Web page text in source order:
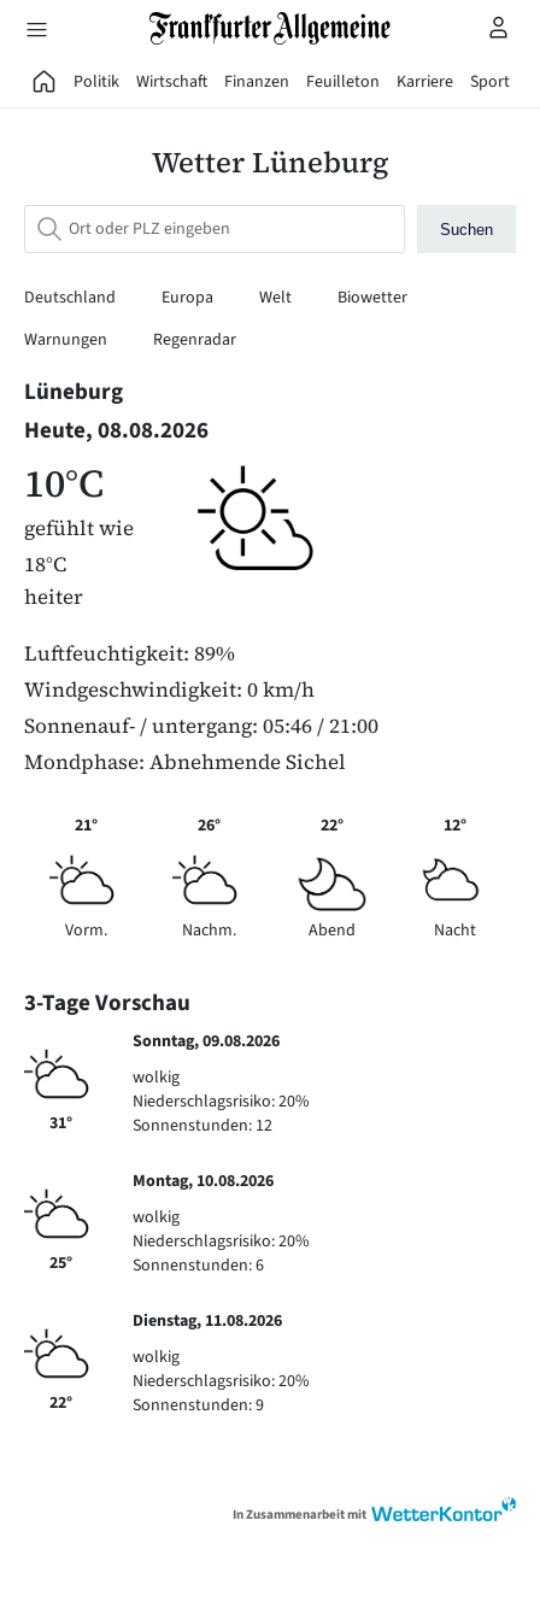
Direkt zum Hauptinhalt
Politik Wirtschaft Finanzen Feuilleton Karriere Sport
Wetter Lüneburg
Suchen
Deutschland Europa Welt
Biowetter
Warnungen
Regenradar
Lüneburg
Heute, 08.08.2026
10°C
gefühlt wie
18°C
heiter
Luftfeuchtigkeit: 89%
Windgeschwindigkeit: 0 km/h
Sonnenauf- / untergang: 05:46 / 21:00
Mondphase: Abnehmende Sichel
21°
Vorm.
26°
Nachm.
22°
Abend
12°
Nacht
3-Tage Vorschau
31°
Sonntag, 09.08.2026
wolkig
Niederschlagsrisiko: 20%
Sonnenstunden: 12
25°
Montag, 10.08.2026
wolkig
Niederschlagsrisiko: 20%
Sonnenstunden: 6
22°
Dienstag, 11.08.2026
wolkig
Niederschlagsrisiko: 20%
Sonnenstunden: 9
In Zusammenarbeit mit